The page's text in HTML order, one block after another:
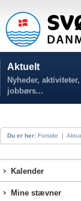
Aktuelt
Nyheder, aktiviteter,
jobbørs...
Du er her: Forside |
Kalender
Mine stævner